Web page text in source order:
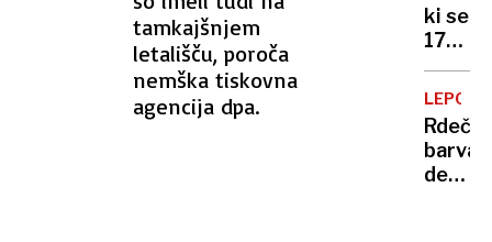
tamkajšnjem
letališču, poroča
nemška tiskovna
agencija dpa.
a
srečni"
delo"
ki se
17
dni
ni
mogla
ločiti
od
trupla
LEPOTA
Rdeča,
barva